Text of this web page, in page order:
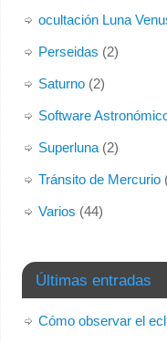
ocultación Luna
Perseidas (2)
Saturno(2)
Software
Superluna(2)
Tránsito de Mercurio
Varios (44)
Últimas entradas
Cómo observar el